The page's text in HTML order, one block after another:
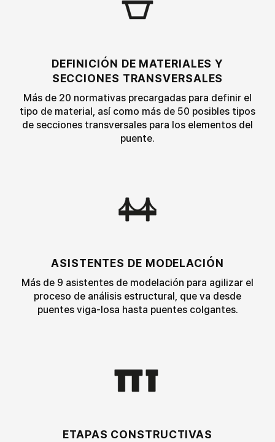
DEFINICIÓN DE MATERIALES Y
SECCIONES TRANSVERSALES
Más de 20 normativas precargadas para definir el
tipo de material, así como más de 50 posibles tipos
de secciones transversales para los elementos del
puente.
ASISTENTES DE MODELACIÓN
Más de 9 asistentes de modelación para agilizar el
proceso de análisis estructural, que va desde
puentes viga-losa hasta puentes colgantes.
ETAPAS CONSTRUCTIVAS